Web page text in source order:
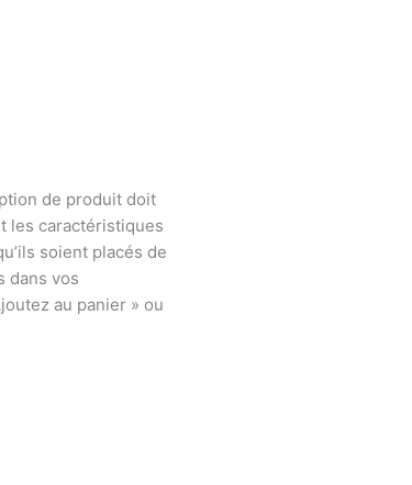
de produit doit
les caractéristiques
soient placés de
dans vos
au panier » ou